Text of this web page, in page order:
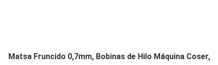
Matsa Fruncido 0,7mm, Bobinas de Hilo Máquina Coser,